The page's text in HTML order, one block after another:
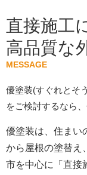
直接施工
高品質な
MESSAGE
優塗装(すぐれとそ
をご検討するなら
優塗装は、住まい
から屋根の塗替え
市を中心に「直接